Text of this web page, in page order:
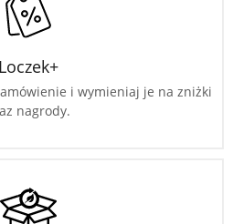
Loczek+
i wymieniaj je na zniżki
nagrody.